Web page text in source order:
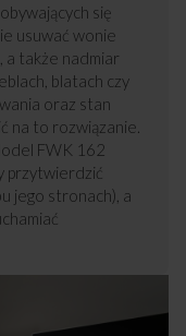
się
usuwać wonie
a także nadmiar
blatach czy
oraz stan
na to rozwiązanie.
FWK 162
przytwierdzić
jego stronach), a